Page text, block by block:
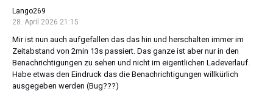
Lango269
28. April 2026 21:15
Mir ist nun auch aufgefallen das das hin und herschalten immer im
Zeitabstand von 2min 13s passiert. Das ganze ist aber nur in den
Benachrichtigungen zu sehen und nicht im eigentlichen Ladeverlauf.
Habe etwas den Eindruck das die Benachrichtigungen willkürlich
ausgegeben werden (Bug???)